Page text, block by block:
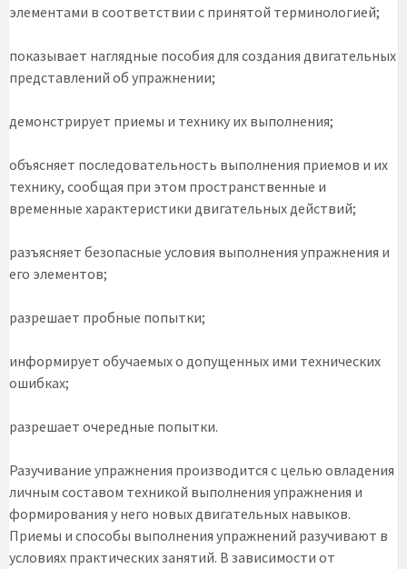
элементами в соответствии с принятой терминологией;
показывает наглядные пособия для создания двигательных
представлений об упражнении;
демонстрирует приемы и технику их выполнения;
объясняет последовательность выполнения приемов и их
технику, сообщая при этом пространственные и
временные характеристики двигательных действий;
разъясняет безопасные условия выполнения упражнения и
его элементов;
разрешает пробные попытки;
информирует обучаемых о допущенных ими технических
ошибках;
разрешает очередные попытки.
Разучивание упражнения производится с целью овладения
личным составом техникой выполнения упражнения и
формирования у него новых двигательных навыков.
Приемы и способы выполнения упражнений разучивают в
условиях практических занятий. В зависимости от